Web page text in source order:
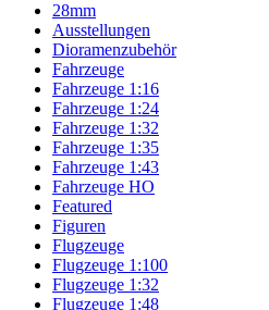
28mm
Ausstellungen
Dioramenzubehör
Fahrzeuge
Fahrzeuge 1:16
Fahrzeuge 1:24
Fahrzeuge 1:32
Fahrzeuge 1:35
Fahrzeuge 1:43
Fahrzeuge HO
Featured
Figuren
Flugzeuge
Flugzeuge 1:100
Flugzeuge 1:32
Flugzeuge 1:48